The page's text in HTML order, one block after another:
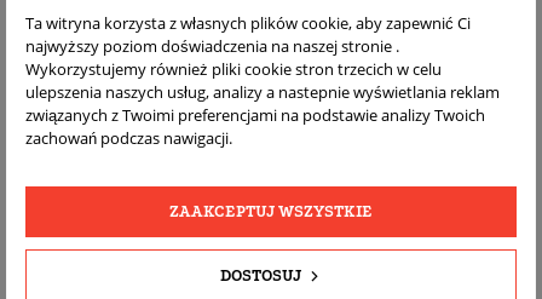
DARMOWA
WYSYŁKA
BEZPŁATNY
REALNE
SZCZEGÓŁY PRODUKTU
Ta witryna korzysta z własnych plików cookie, aby zapewnić Ci
najwyższy poziom doświadczenia na naszej stronie .
Wykorzystujemy również pliki cookie stron trzecich w celu
ulepszenia naszych usług, analizy a nastepnie wyświetlania reklam
związanych z Twoimi preferencjami na podstawie analizy Twoich
zachowań podczas nawigacji.
DOSTOSUJ
ZAAKCEPTUJ WSZYSTKIE